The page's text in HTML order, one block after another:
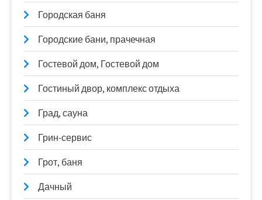
Городская баня
Городские бани, прачечная
Гостевой дом, Гостевой дом
Гостиный двор, комплекс отдыха
Град, сауна
Грин-сервис
Грот, баня
Дачный